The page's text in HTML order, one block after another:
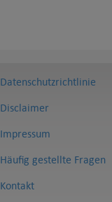
Datenschutzrichtlinie
Disclaimer
Impressum
Häufig gestellte Fragen
Kontakt